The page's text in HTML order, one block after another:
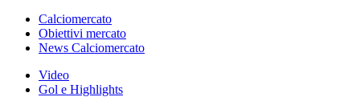
Calciomercato
Obiettivi mercato
News Calciomercato
Video
Gol e Highlights